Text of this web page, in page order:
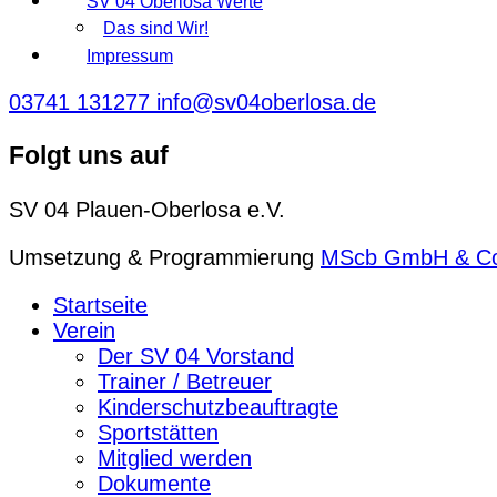
Das sind Wir!
Impressum
03741 131277 info@sv04oberlosa.de
Folgt uns auf
SV 04 Plauen-Oberlosa e.V.
Umsetzung & Programmierung MScb GmbH &
Startseite
Verein
Der SV 04 Vorstand
Trainer / Betreuer
Kinderschutzbeauftragte
Sportstätten
Mitglied werden
Dokumente